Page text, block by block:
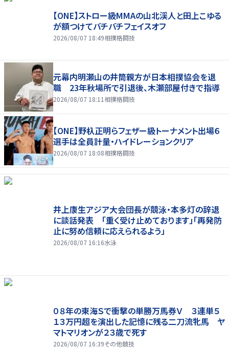
【ONE】ストロー級MMAの山北渓人と田上こゆる
が額つけてバチバチフェイスオフ
2026/08/07 18:49相撲格闘技
元幕内明瀬山の井筒親方が日本相撲協会を退
職 23年秋場所で引退後、木瀬部屋付きで指導
2026/08/07 18:11相撲格闘技
【ONE】野杁正明らフェザー級トーナメント出場６
選手は全員計量・ハイドレーションクリア
2026/08/07 18:08相撲格闘技
井上康生アジア大会団長が競泳・本多灯の辞退
に談話発表 「重く受け止めております」「再発防
止に努め信頼に応えられるよう」
2026/08/07 16:16水泳
０８年の東海Ｓで衝撃の単勝万馬券Ｖ ３連単５
１３万円超を演出した記憶に残る二刀流牝馬 ヤ
マトマリオンが２３歳で死す
2026/08/07 16:39その他競技